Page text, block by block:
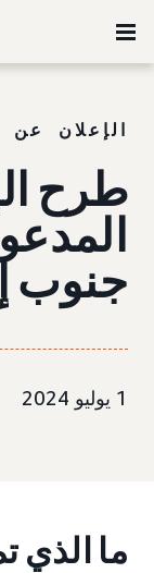
الإعلان عن
طرح
جنوب
1 يوليو 2024
ما الذي